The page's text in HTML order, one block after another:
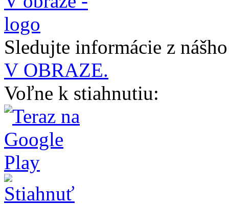
Sledujte informácie z
V OBRAZE.
Voľne k stiahnutiu: